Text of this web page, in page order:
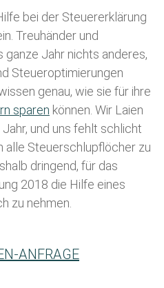
bei der Steuererklärung
Treuhänder und
Jahr nichts anderes,
Steueroptimierungen
genau, wie sie für ihre
sparen können. Wir Laien
und uns fehlt schlicht
alle Steuerschlupflöcher zu
dringend, für das
2018 die Hilfe eines
zu nehmen.
ANFRAGE